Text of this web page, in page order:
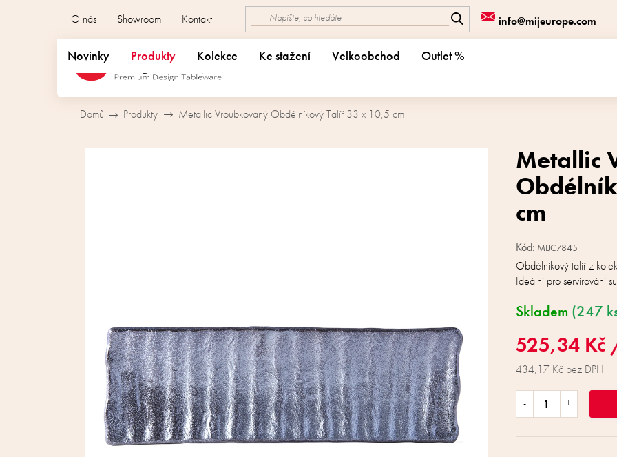
info@mijeurope.com
O nás Showroom Kontakt
Novinky Produkty Kolekce Ke stažení Velkoobchod Outlet %
Domů Produkty Metallic Vroubkovaný Obdélníkový Talíř 33 x 10,5 cm
525,34 Kč
434,17 Kč bez DPH
Skladem (247
Obdélníkový talíř z
Ideální pro servírování
Metallic
cm
Kód: MIJC7845